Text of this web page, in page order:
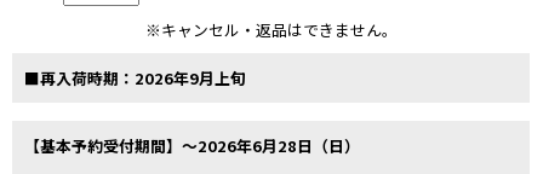
※キャンセル・返品はできません。
■再入荷時期：2026年9月上旬
【基本予約受付期間】～2026年6月28日（日）